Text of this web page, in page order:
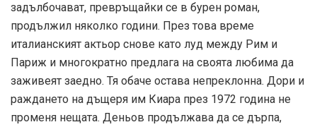
задълбочават, превръщайки се в бурен роман,
продължил няколко години. През това време
италианският актьор снове като луд между Рим и
Париж и многократно предлага на своята любима да
заживеят заедно. Тя обаче остава непреклонна. Дори и
раждането на дъщеря им Киара през 1972 година не
променя нещата. Деньов продължава да се дърпа,